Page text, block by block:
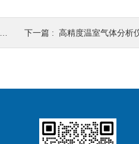
下一篇 : 高精度温室气体分析仪